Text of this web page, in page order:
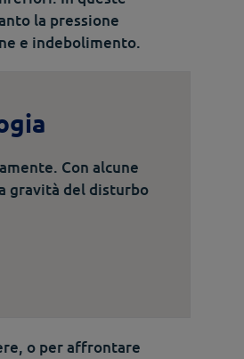
la pressione
e indebolimento.
Con alcune
gravità del disturbo
o per affrontare